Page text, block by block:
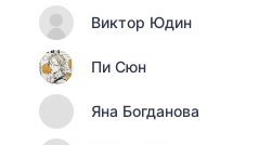
Виктор Юдин
Пи Сюн
Яна Богданова